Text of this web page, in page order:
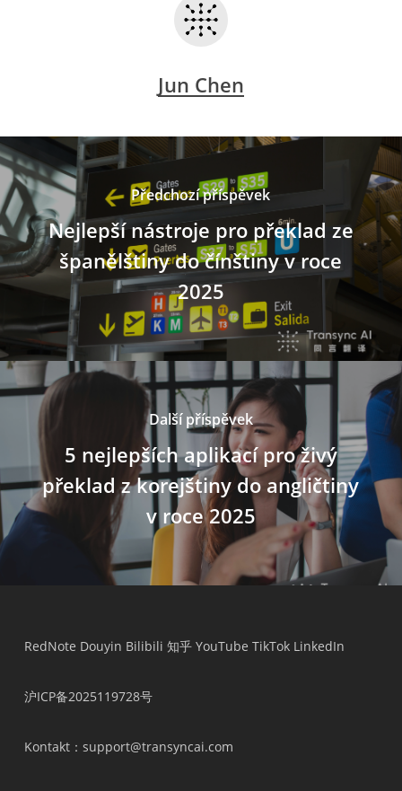
Jun Chen
Předchozí příspěvek
Nejlepší nástroje pro překlad ze
španělštiny do čínštiny v roce
2025
Další příspěvek
5 nejlepších aplikací pro živý
překlad z korejštiny do angličtiny
v roce 2025
RedNote Douyin Bilibili 知乎 YouTube TikTok LinkedIn
沪ICP备2025119728号
Kontakt：support@transyncai.com